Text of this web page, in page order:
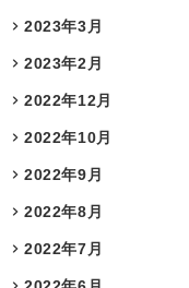
2023年3月
2023年2月
2022年12月
2022年10月
2022年9月
2022年8月
2022年7月